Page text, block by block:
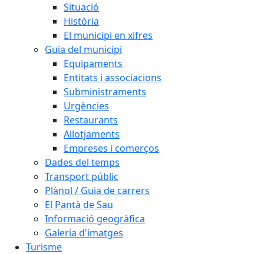
Situació
Història
El municipi en xifres
Guia del municipi
Equipaments
Entitats i associacions
Subministraments
Urgències
Restaurants
Allotjaments
Empreses i comerços
Dades del temps
Transport públic
Plànol / Guia de carrers
El Pantà de Sau
Informació geogràfica
Galeria d'imatges
Turisme